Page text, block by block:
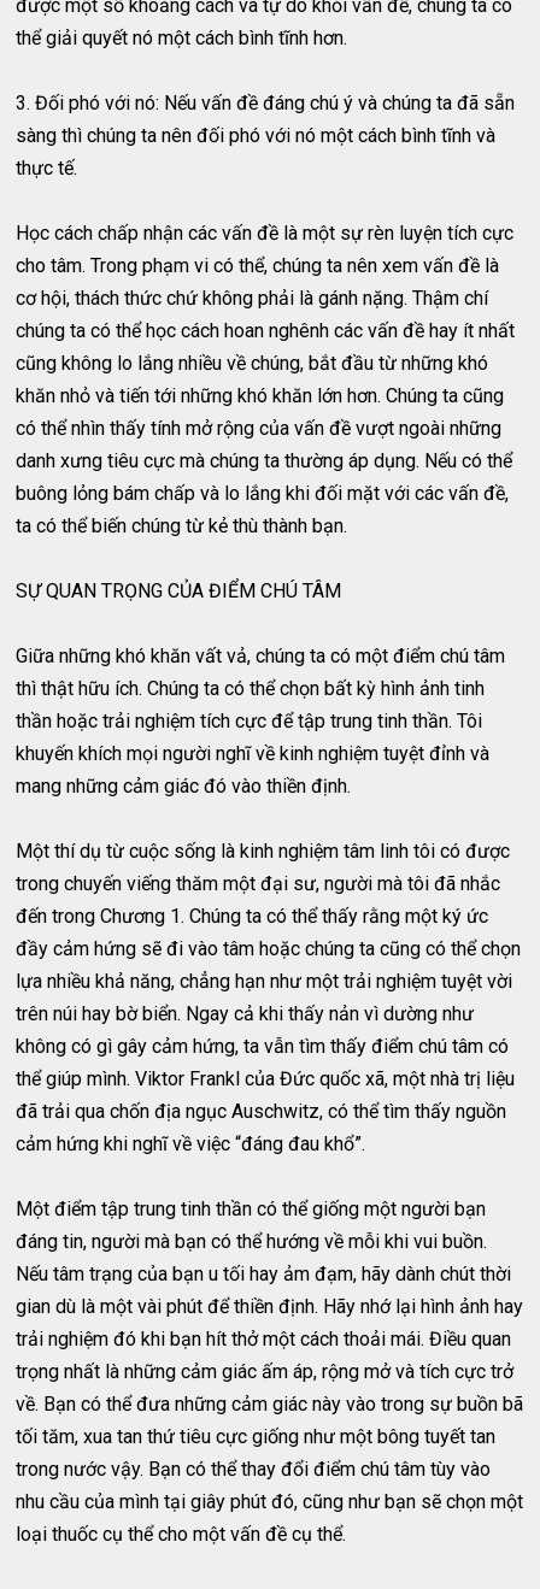
được một số khoảng cách và tự do khỏi vấn đề, chúng ta có
thể giải quyết nó một cách bình tĩnh hơn.
3. Đối phó với nó: Nếu vấn đề đáng chú ý và chúng ta đã sẵn
sàng thì chúng ta nên đối phó với nó một cách bình tĩnh và
thực tế.
Học cách chấp nhận các vấn đề là một sự rèn luyện tích cực
cho tâm. Trong phạm vi có thể, chúng ta nên xem vấn đề là
cơ hội, thách thức chứ không phải là gánh nặng. Thậm chí
chúng ta có thể học cách hoan nghênh các vấn đề hay ít nhất
cũng không lo lắng nhiều về chúng, bắt đầu từ những khó
khăn nhỏ và tiến tới những khó khăn lớn hơn. Chúng ta cũng
có thể nhìn thấy tính mở rộng của vấn đề vượt ngoài những
danh xưng tiêu cực mà chúng ta thường áp dụng. Nếu có thể
buông lỏng bám chấp và lo lắng khi đối mặt với các vấn đề,
ta có thể biến chúng từ kẻ thù thành bạn.
SỰ QUAN TRỌNG CỦA ĐIỂM CHÚ TÂM
Giữa những khó khăn vất vả, chúng ta có một điểm chú tâm
thì thật hữu ích. Chúng ta có thể chọn bất kỳ hình ảnh tinh
thần hoặc trải nghiệm tích cực để tập trung tinh thần. Tôi
khuyến khích mọi người nghĩ về kinh nghiệm tuyệt đỉnh và
mang những cảm giác đó vào thiền định.
Một thí dụ từ cuộc sống là kinh nghiệm tâm linh tôi có được
trong chuyến viếng thăm một đại sư, người mà tôi đã nhắc
đến trong Chương 1. Chúng ta có thể thấy rằng một ký ức
đầy cảm hứng sẽ đi vào tâm hoặc chúng ta cũng có thể chọn
lựa nhiều khả năng, chẳng hạn như một trải nghiệm tuyệt vời
trên núi hay bờ biển. Ngay cả khi thấy nản vì dường như
không có gì gây cảm hứng, ta vẫn tìm thấy điểm chú tâm có
thể giúp mình. Viktor Frankl của Đức quốc xã, một nhà trị liệu
đã trải qua chốn địa ngục Auschwitz, có thể tìm thấy nguồn
cảm hứng khi nghĩ về việc “đáng đau khổ”.
Một điểm tập trung tinh thần có thể giống một người bạn
đáng tin, người mà bạn có thể hướng về mỗi khi vui buồn.
Nếu tâm trạng của bạn u tối hay ảm đạm, hãy dành chút thời
gian dù là một vài phút để thiền định. Hãy nhớ lại hình ảnh hay
trải nghiệm đó khi bạn hít thở một cách thoải mái. Điều quan
trọng nhất là những cảm giác ấm áp, rộng mở và tích cực trở
về. Bạn có thể đưa những cảm giác này vào trong sự buồn bã
tối tăm, xua tan thứ tiêu cực giống như một bông tuyết tan
trong nước vậy. Bạn có thể thay đổi điểm chú tâm tùy vào
nhu cầu của mình tại giây phút đó, cũng như bạn sẽ chọn một
loại thuốc cụ thể cho một vấn đề cụ thể.